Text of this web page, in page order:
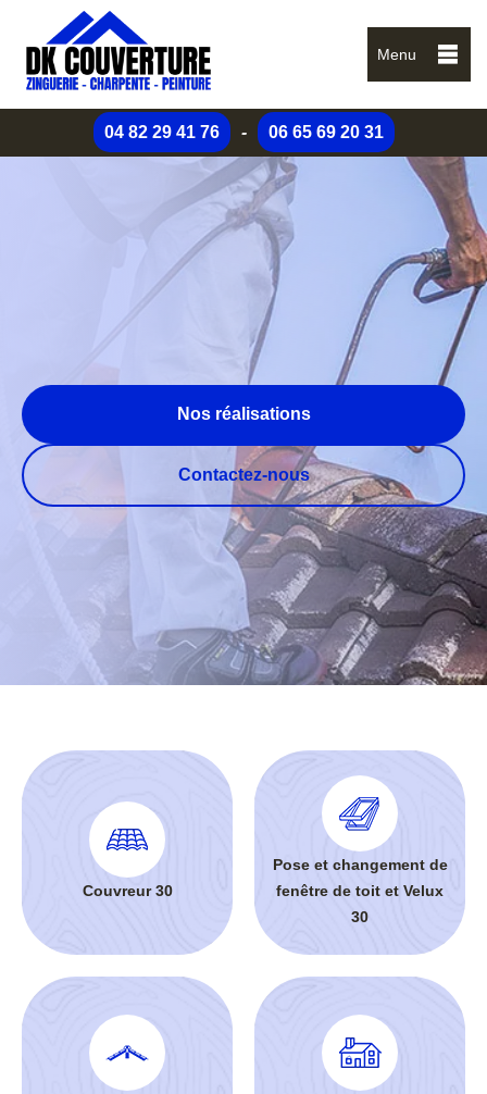
Menu
04 82 29 41 76 - 06 65 69 20 31
Nos réalisations
Contactez-nous
Couvreur 30
Pose et changement de
fenêtre de toit et Velux
30